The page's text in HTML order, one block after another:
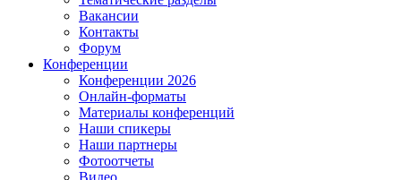
Вакансии
Контакты
Форум
Конференции
Конференции 2026
Онлайн-форматы
Материалы конференций
Наши спикеры
Наши партнеры
Фотоотчеты
Видео